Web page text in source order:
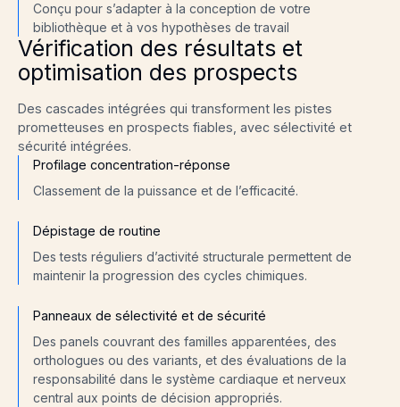
Conçu pour s’adapter à la conception de votre
bibliothèque et à vos hypothèses de travail
Vérification des résultats et
optimisation des prospects
Des cascades intégrées qui transforment les pistes
prometteuses en prospects fiables, avec sélectivité et
sécurité intégrées.
Profilage concentration-réponse
Classement de la puissance et de l’efficacité.
Dépistage de routine
Des tests réguliers d’activité structurale permettent de
maintenir la progression des cycles chimiques.
Panneaux de sélectivité et de sécurité
Des panels couvrant des familles apparentées, des
orthologues ou des variants, et des évaluations de la
responsabilité dans le système cardiaque et nerveux
central aux points de décision appropriés.